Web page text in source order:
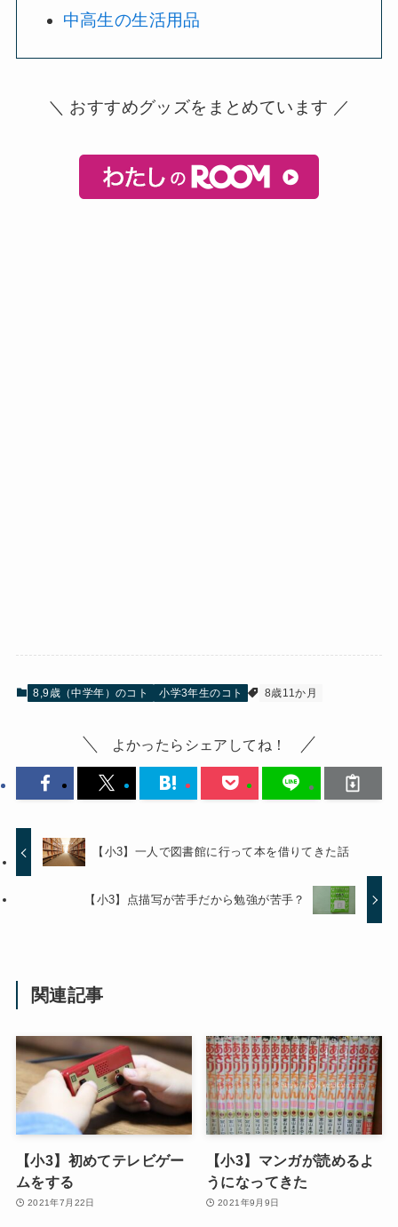
中高生の生活用品
＼ おすすめグッズをまとめています ／
8,9歳（中学年）のコト 小学3年生のコト 8歳11か月
よかったらシェアしてね！
【小3】一人で図書館に行って本を借りてきた話
【小3】点描写が苦手だから勉強が苦手？
関連記事
【小3】初めてテレビゲー
ムをする
2021年7月22日
【小3】マンガが読めるよ
うになってきた
2021年9月9日